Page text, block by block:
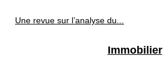
Une revue sur l’analyse du...
Immobilier